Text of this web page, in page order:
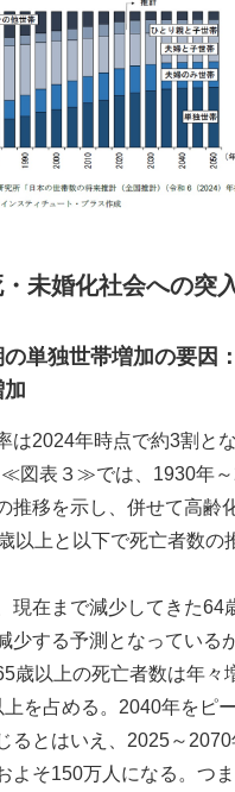
・未婚化社会への突
の単独世帯増加の要因
は2024年時点で約3割と
≪図表３≫では、1930年
推移を示し、併せて高齢
以上と以下で死亡者数の
現在まで減少してきた64
少する予測となっている
歳以上の死亡者数は年々
を占める。2040年をピ
るとはいえ、2025～
よそ150万人になる。つ